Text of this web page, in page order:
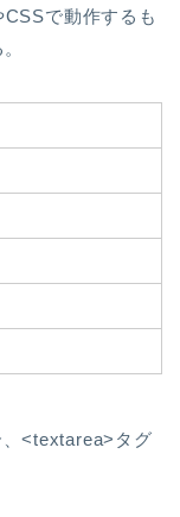
で動作するも
<textarea>タグ